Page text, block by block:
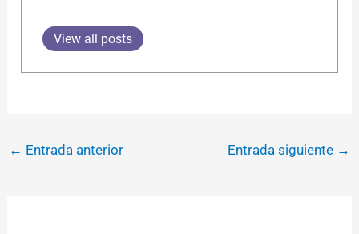
View all posts
← Entrada anterior Entrada siguiente →